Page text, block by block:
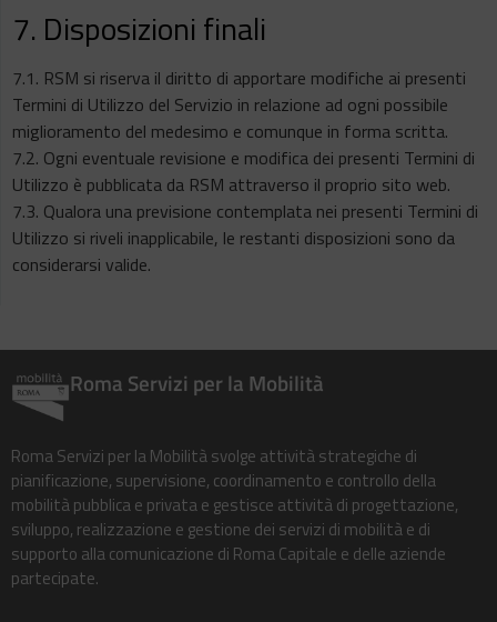
7. Disposizioni finali
7.1. RSM si riserva il diritto di apportare modifiche ai presenti
Termini di Utilizzo del Servizio in relazione ad ogni possibile
miglioramento del medesimo e comunque in forma scritta.
7.2. Ogni eventuale revisione e modifica dei presenti Termini di
Utilizzo è pubblicata da RSM attraverso il proprio sito web.
7.3. Qualora una previsione contemplata nei presenti Termini di
Utilizzo si riveli inapplicabile, le restanti disposizioni sono da
considerarsi valide.
Roma Servizi per la Mobilità
Roma Servizi per la Mobilità svolge attività strategiche di
pianificazione, supervisione, coordinamento e controllo della
mobilità pubblica e privata e gestisce attività di progettazione,
sviluppo, realizzazione e gestione dei servizi di mobilità e di
supporto alla comunicazione di Roma Capitale e delle aziende
partecipate.